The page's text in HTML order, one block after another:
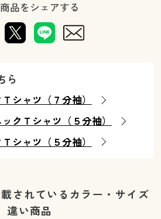
品をシェアする
ら
シャツ（７分袖）
クＴシャツ（５分袖）
シャツ（５分袖）
されているカラー・サイズ
違い商品